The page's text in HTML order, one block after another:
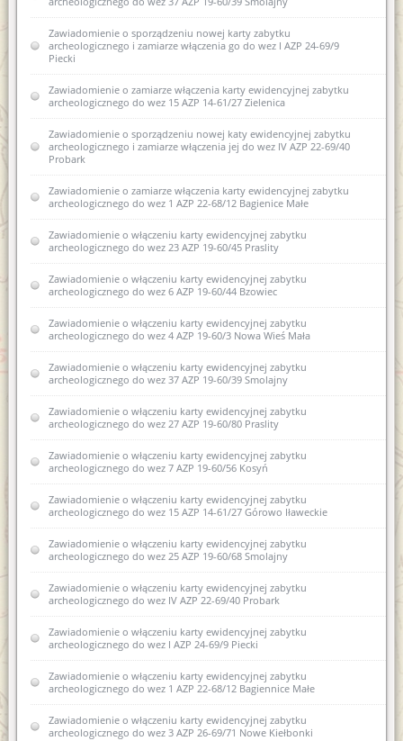
Zawiadomienie o sporządzeniu nowej karty zabytku
archeologicznego i zamiarze włączenia go do wez I AZP 24-69/9
Piecki
Zawiadomienie o zamiarze włączenia karty ewidencyjnej zabytku
archeologicznego do wez 15 AZP 14-61/27 Zielenica
Zawiadomienie o sporządzeniu nowej katy ewidencyjnej zabytku
archeologicznego i zamiarze włączenia jej do wez IV AZP 22-69/40
Probark
Zawiadomienie o zamiarze włączenia karty ewidencyjnej zabytku
archeologicznego do wez 1 AZP 22-68/12 Bagienice Małe
Zawiadomienie o włączeniu karty ewidencyjnej zabytku
archeologicznego do wez 23 AZP 19-60/45 Praslity
Zawiadomienie o włączeniu karty ewidencyjnej zabytku
archeologicznego do wez 6 AZP 19-60/44 Bzowiec
Zawiadomienie o włączeniu karty ewidencyjnej zabytku
archeologicznego do wez 4 AZP 19-60/3 Nowa Wieś Mała
Zawiadomienie o włączeniu karty ewidencyjnej zabytku
archeologicznego do wez 37 AZP 19-60/39 Smolajny
Zawiadomienie o włączeniu karty ewidencyjnej zabytku
archeologicznego do wez 27 AZP 19-60/80 Praslity
Zawiadomienie o włączeniu karty ewidencyjnej zabytku
archeologicznego do wez 7 AZP 19-60/56 Kosyń
Zawiadomienie o włączeniu karty ewidencyjnej zabytku
archeologicznego do wez 15 AZP 14-61/27 Górowo Iławeckie
Zawiadomienie o włączeniu karty ewidencyjnej zabytku
archeologicznego do wez 25 AZP 19-60/68 Smolajny
Zawiadomienie o włączeniu karty ewidencyjnej zabytku
archeologicznego do wez IV AZP 22-69/40 Probark
Zawiadomienie o włączeniu karty ewidencyjnej zabytku
archeologicznego do wez I AZP 24-69/9 Piecki
Zawiadomienie o włączeniu karty ewidencyjnej zabytku
archeologicznego do wez 1 AZP 22-68/12 Bagiennice Małe
Zawiadomienie o włączeniu karty ewidencyjnej zabytku
archeologicznego do wez 3 AZP 26-69/71 Nowe Kiełbonki